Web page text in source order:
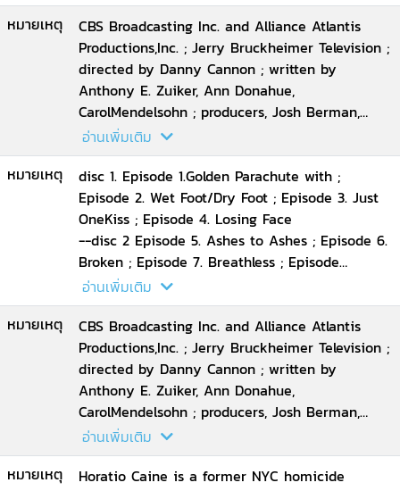
หมายเหตุ
CBS Broadcasting Inc. and Alliance Atlantis
Productions,Inc. ; Jerry Bruckheimer Television ;
directed by Danny Cannon ; written by
Anthony E. Zuiker, Ann Donahue,
CarolMendelsohn ; producers, Josh Berman,
Andrew Lipsitz.
อ่านเพิ่มเติม
หมายเหตุ
disc 1. Episode 1.Golden Parachute with ;
Episode 2. Wet Foot/Dry Foot ; Episode 3. Just
OneKiss ; Episode 4. Losing Face
--disc 2 Episode 5. Ashes to Ashes ; Episode 6.
Broken ; Episode 7. Breathless ; Episode
8.Slaughterhouse
--disc 3 Episode 9. Kill Zone ; Episode 10.
AHorrible Mind ; Episode 11. Camp Fear ;
Episode 12. Entrance Wound
--disc 4 Episode 13. Bunk ; Episode 14. Forced
Entry ; Episode 15. Dead Woman Walking ;
Episode 16. Evidence of Things Unseen
--disc 5 Episode 17. Simple Man ; Episode 118.
Dispo Day ; Episode 19. Double Cap ; Episode
20. Grave Young Men
อ่านเพิ่มเติม
หมายเหตุ
CBS Broadcasting Inc. and Alliance Atlantis
Productions,Inc. ; Jerry Bruckheimer Television ;
directed by Danny Cannon ; written by
Anthony E. Zuiker, Ann Donahue,
CarolMendelsohn ; producers, Josh Berman,
Andrew Lipsitz.
อ่านเพิ่มเติม
หมายเหตุ
Horatio Caine is a former NYC homicide